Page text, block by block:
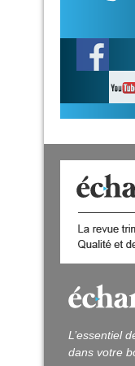
L’essentiel
dans votre